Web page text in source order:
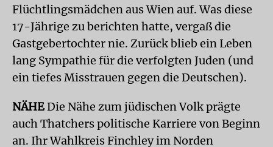
Flüchtlingsmädchen aus Wien auf. Was diese
17-Jährige zu berichten hatte, vergaß die
Gastgebertochter nie. Zurück blieb ein Leben
lang Sympathie für die verfolgten Juden (und
ein tiefes Misstrauen gegen die Deutschen).
NÄHEDie Nähe zum jüdischen Volk prägte
auch Thatchers politische Karriere von Beginn
an. Ihr Wahlkreis Finchley im Norden